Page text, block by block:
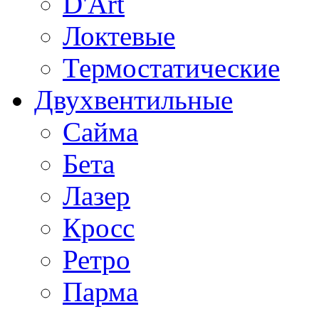
Локтевые
Термостатические
Двухвентильные
Сайма
Бета
Лазер
Кросс
Ретро
Парма